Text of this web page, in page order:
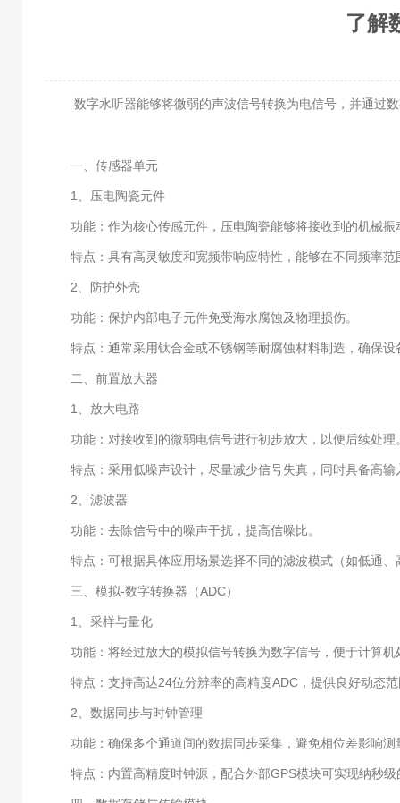
了解
数字水听器能够将微弱的声波信号转换为电信号，并通过数
一、传感器单元
1、压电陶瓷元件
功能：作为核心传感元件，压电陶瓷能够将接收到的机械振
特点：具有高灵敏度和宽频带响应特性，能够在不同频率范
2、防护外壳
功能：保护内部电子元件免受海水腐蚀及物理损伤。
特点：通常采用钛合金或不锈钢等耐腐蚀材料制造，确保设
二、前置放大器
1、放大电路
功能：对接收到的微弱电信号进行初步放大，以便后续处理
特点：采用低噪声设计，尽量减少信号失真，同时具备高输
2、滤波器
功能：去除信号中的噪声干扰，提高信噪比。
特点：可根据具体应用场景选择不同的滤波模式（如低通、
三、模拟-数字转换器（ADC）
1、采样与量化
功能：将经过放大的模拟信号转换为数字信号，便于计算机
特点：支持高达24位分辨率的高精度ADC，提供良好动态范
2、数据同步与时钟管理
功能：确保多个通道间的数据同步采集，避免相位差影响测
特点：内置高精度时钟源，配合外部GPS模块可实现纳秒级